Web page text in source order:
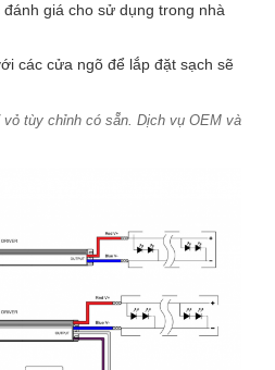
giá cho sử dụng trong nhà
các cửa ngõ để lắp đặt sạch sẽ
tùy chỉnh có sẵn. Dịch vụ OEM và